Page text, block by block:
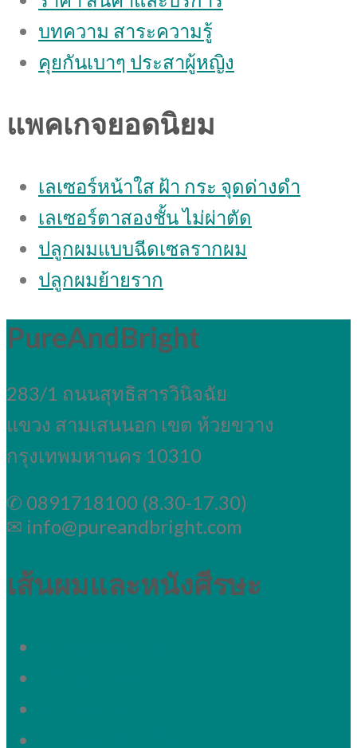
บทความ สาระความรู้
คุยกันเบาๆ ประสาผู้หญิง
แพคเกจยอดนิยม
เลเซอร์หน้าใส ฝ้า กระ จุดด่างดํา
เลเซอร์ตาสองชั้น ไม่ผ่าตัด
ปลูกผมแบบฉีดเซลรากผม
ปลูกผมย้ายราก
PureAndBright
283/1 ถนนสุทธิสารวินิจฉัย
แขวง สามเสนนอก เขต ห้วยขวาง
กรุงเทพมหานคร 10310
✆ 0891718100 (8.30-17.30)
✉ info@pureandbright.com
เส้นผมและหนังศีรษะ